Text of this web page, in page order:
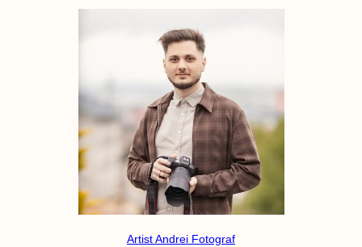
Artist Andrei Fotograf